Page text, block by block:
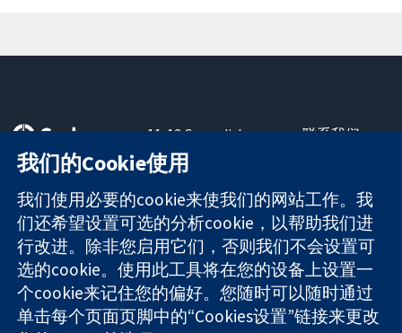
可信任的证据
知情决定
更完善的医疗健
康
11-13 Cavendish
Square
London
W1G 0AN
United Kingdom
联系我们
关于我们
工作机会
Cochrane
Library
The Cochrane Collaboration is a charity (no. 1045921) and a
我们的Cookie使用
我们使用必要的cookie来使我们的网站工作。我
们还希望设置可选的分析cookie，以帮助我们进
行改进。除非您启用它们，否则我们不会设置可
选的cookie。使用此工具将在您的设备上设置一
个cookie来记住您的偏好。您随时可以随时通过
单击每个页面页脚中的“Cookies设置”链接来更改